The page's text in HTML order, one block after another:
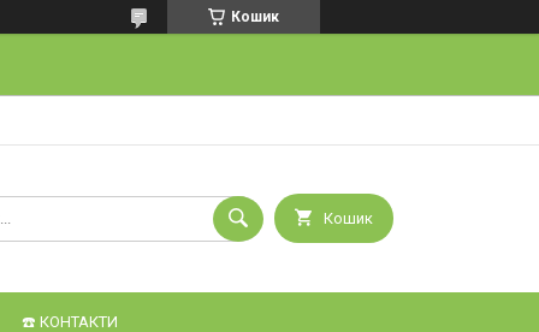
Кошик
Кошик
☎️ КОНТАКТИ